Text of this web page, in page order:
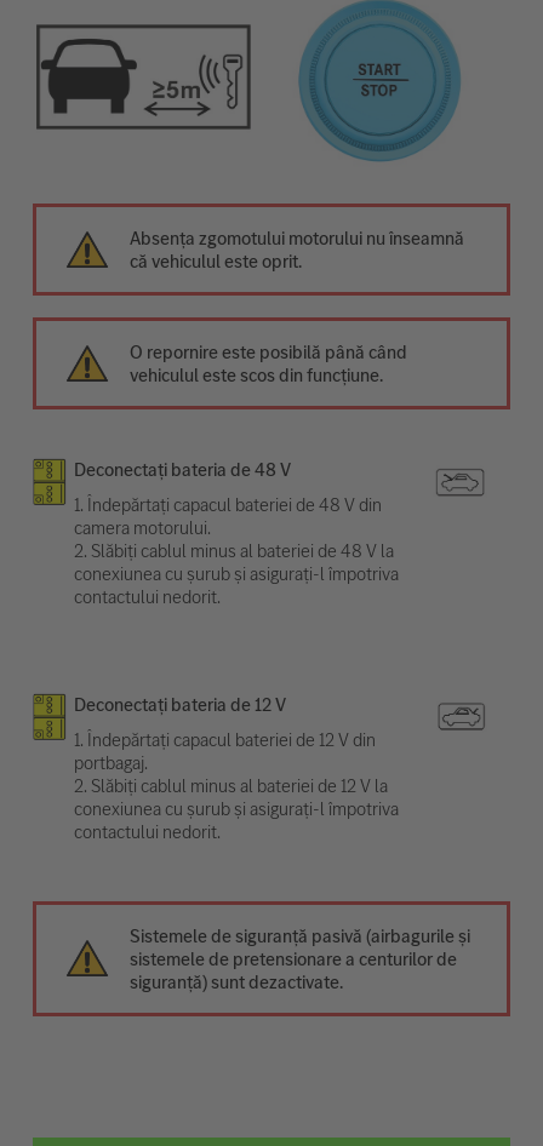
Absența zgomotului motorului nu înseamnă
că vehiculul este oprit.
O repornire este posibilă până când
vehiculul este scos din funcțiune.
Deconectați bateria de 48 V
1. Îndepărtați capacul bateriei de 48 V din
camera motorului.
2. Slăbiți cablul minus al bateriei de 48 V la
conexiunea cu șurub și asigurați-l împotriva
contactului nedorit.
Deconectați bateria de 12 V
1. Îndepărtați capacul bateriei de 12 V din
portbagaj.
2. Slăbiți cablul minus al bateriei de 12 V la
conexiunea cu șurub și asigurați-l împotriva
contactului nedorit.
Sistemele de siguranță pasivă (airbagurile și
sistemele de pretensionare a centurilor de
siguranță) sunt dezactivate.